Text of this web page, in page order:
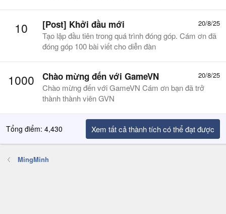
10 20/8/25
[Post] Khởi đầu mới
Tạo lập đầu tiên trong quá trình đóng góp. Cám ơn đã
đóng góp 100 bài viết cho diễn đàn
1000 20/8/25
Chào mừng đến với GameVN
Chào mừng đến với GameVN Cám ơn bạn đã trở
thành thành viên GVN
Tổng điểm: 4,430 Xem tất cả thành tích có thể đạt được
MingMinh